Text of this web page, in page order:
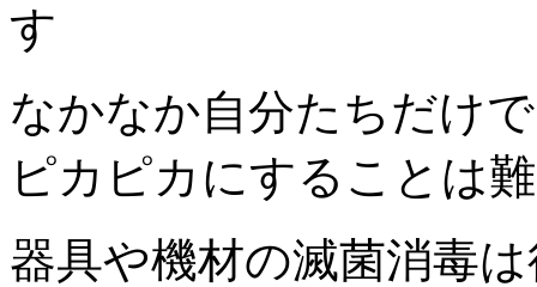
す
なかなか自分たちだけ
ピカピカにすることは
器具や機材の滅菌消毒